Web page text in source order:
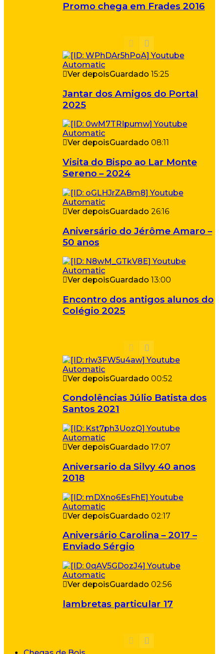
Promo chega em Frades 2016
Ver depoisGuardado 15:25
Jantar dos Amigos do Portal
2025
Ver depoisGuardado 08:11
Visita do Bispo ao Lar Monte
Sereno – 2024
Ver depoisGuardado 26:16
Aniversário do Jérôme Amaro –
50 anos
Ver depoisGuardado 13:00
Encontro dos antigos alunos do
Colégio 2025
Ver depoisGuardado 00:52
Condolências Júlio Batista dos
Santos 2021
Ver depoisGuardado 17:07
Aniversario da Silvy 40 anos
2018
Ver depoisGuardado 02:17
Aniversário Carolina – 2017 –
Enviado Sérgio
Ver depoisGuardado 02:56
lambretas particular 17